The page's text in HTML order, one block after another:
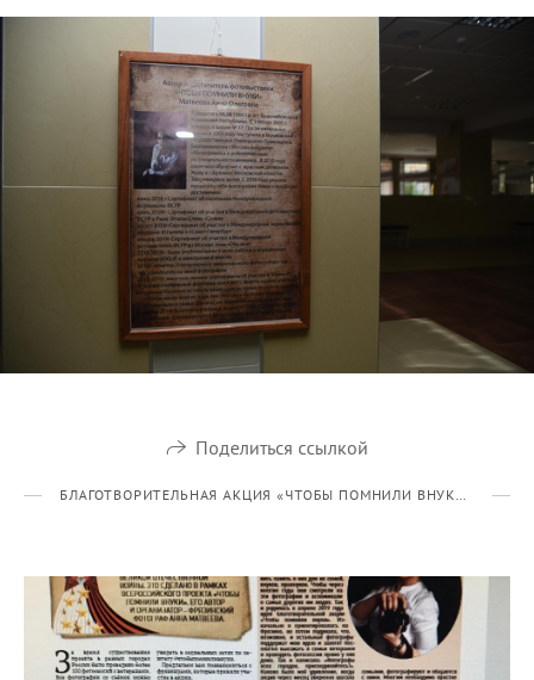
Поделиться ссылкой
БЛАГОТВОРИТЕЛЬНАЯ АКЦИЯ «ЧТОБЫ ПОМНИЛИ ВНУКИ» 2019 Г/2023 Г